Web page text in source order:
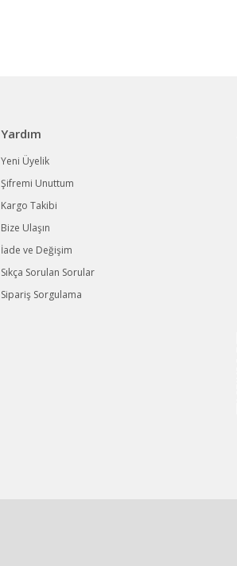
Yardım
Yeni Üyelik
Şifremi Unuttum
Kargo Takibi
Bize Ulaşın
İade ve Değişim
Sıkça Sorulan Sorular
Sipariş Sorgulama